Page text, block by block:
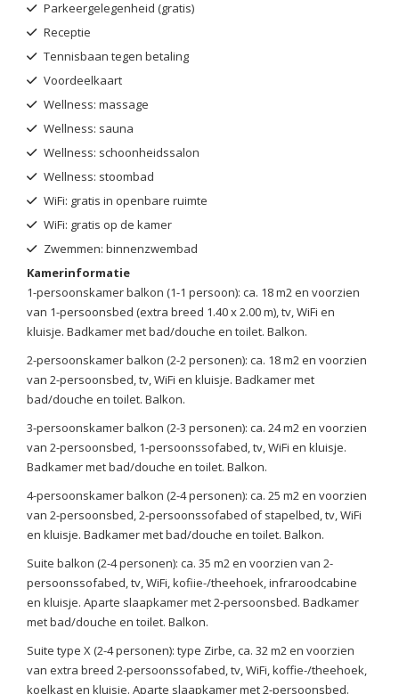
Parkeergelegenheid (gratis)
Receptie
Tennisbaan tegen betaling
Voordeelkaart
Wellness: massage
Wellness: sauna
Wellness: schoonheidssalon
Wellness: stoombad
WiFi: gratis in openbare ruimte
WiFi: gratis op de kamer
Zwemmen: binnenzwembad
Kamerinformatie
1-persoonskamer balkon (1-1 persoon): ca. 18 m2 en voorzien
van 1-persoonsbed (extra breed 1.40 x 2.00 m), tv, WiFi en
kluisje. Badkamer met bad/douche en toilet. Balkon.
2-persoonskamer balkon (2-2 personen): ca. 18 m2 en voorzien
van 2-persoonsbed, tv, WiFi en kluisje. Badkamer met
bad/douche en toilet. Balkon.
3-persoonskamer balkon (2-3 personen): ca. 24 m2 en voorzien
van 2-persoonsbed, 1-persoonssofabed, tv, WiFi en kluisje.
Badkamer met bad/douche en toilet. Balkon.
4-persoonskamer balkon (2-4 personen): ca. 25 m2 en voorzien
van 2-persoonsbed, 2-persoonssofabed of stapelbed, tv, WiFi
en kluisje. Badkamer met bad/douche en toilet. Balkon.
Suite balkon (2-4 personen): ca. 35 m2 en voorzien van 2-
persoonssofabed, tv, WiFi, kofiie-/theehoek, infraroodcabine
en kluisje. Aparte slaapkamer met 2-persoonsbed. Badkamer
met bad/douche en toilet. Balkon.
Suite type X (2-4 personen): type Zirbe, ca. 32 m2 en voorzien
van extra breed 2-persoonssofabed, tv, WiFi, koffie-/theehoek,
koelkast en kluisje. Aparte slaapkamer met 2-persoonsbed.